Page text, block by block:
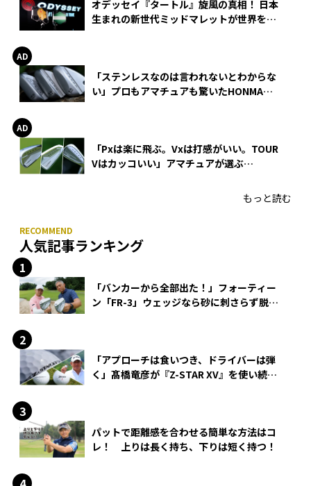
オデッセイ『タートル』旋風の真相！ 日本
生まれの新世代ミッドマレットが世界を席
「ステンレスなのは言われないとわからな
い」プロもアマチュアも驚いたHONMA
「Pxは楽に飛ぶ。Vxは打感がいい。TOUR
Vはカッコいい」アマチュアが選ぶ
もっと読む
人気記事ランキング
「バンカーから全部出た！」フォーティー
ン「FR-3」ウェッジなら砂に刺さらず脱出
「アプローチは食いつき、ドライバーは弾
く」髙橋竜彦が『Z-STAR XV』を使い続け
パットで距離感を合わせる簡単な方法はコ
レ！ 上りは長く持ち、下りは短く持つ！